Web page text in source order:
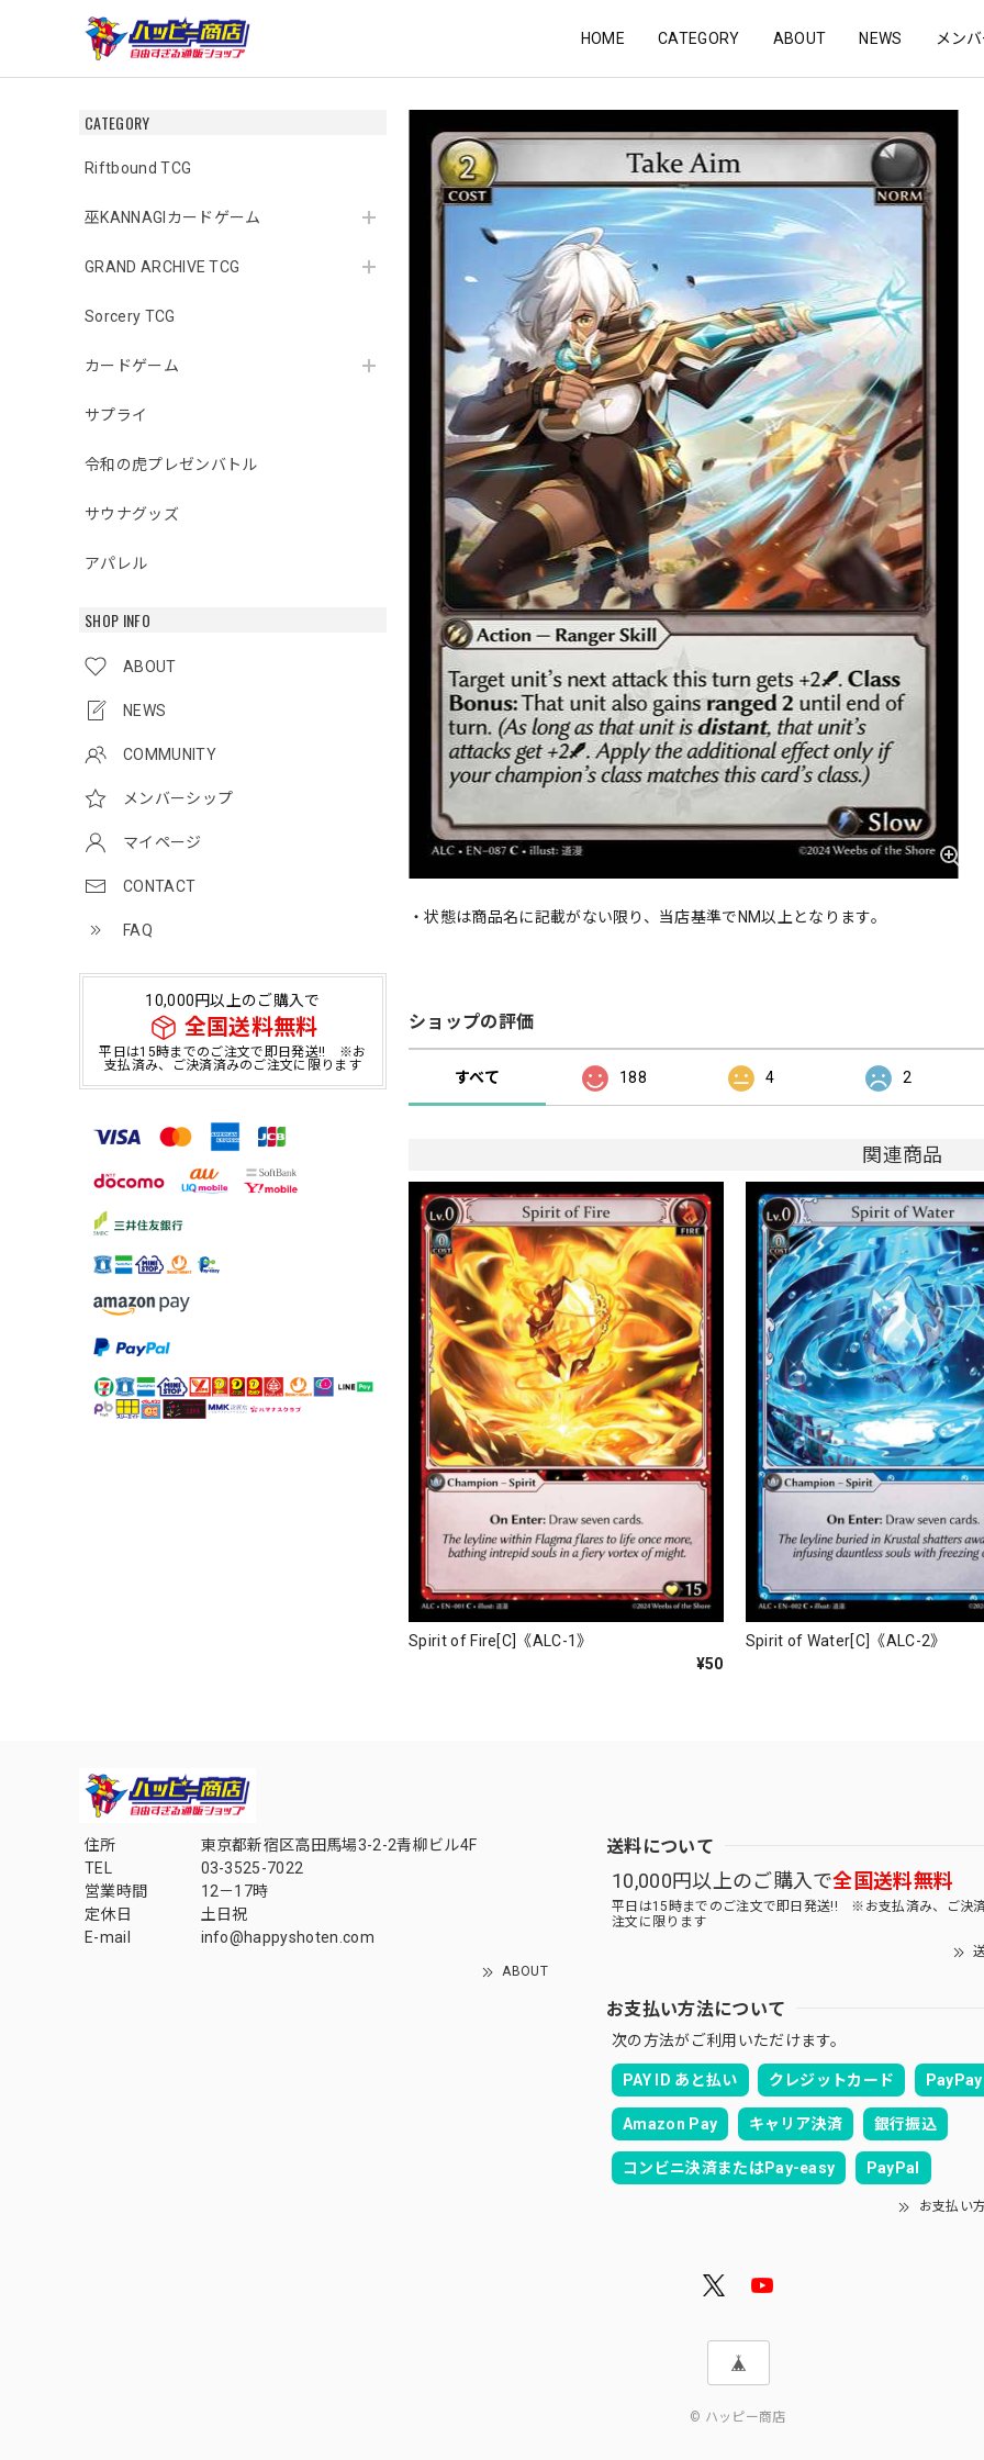
HOME CATEGORY ABOUT NEWS メン
CATEGORY
Riftbound TCG
巫KANNAGIカードゲーム
GRAND ARCHIVE TCG
Sorcery TCG
カードゲーム
サプライ
令和の虎プレゼンバトル
サウナグッズ
アパレル
SHOP INFO
ABOUT
NEWS
COMMUNITY
メンバーシップ
マイページ
CONTACT
FAQ
10,000円以上のご購入で
全国送料無料
平日は15時までのご注文で即日発送!! ※お
支払済み、ご決済済みのご注文に限ります
・状態は商品名に記載がない限り、当店基準でNM以上となります。
ショップの評価
すべて 188 4 2
関連商品
Spirit of Fire[C]《ALC-1》
¥50
Spirit of Water[C]《ALC-2》
住所
東京都新宿区高田馬場3-2-2青柳ビル4F
TEL
03-3525-7022
営業時間
12－17時
定休日
土日祝
E-mail
info@happyshoten.com
ABOUT
送料について
10,000円以上のご購入で全国送料無料
平日は15時までのご注文で即日発送!! ※お支払済み、ご決
注文に限ります
お支払い方法について
次の方法がご利用いただけます。
PAY ID あと払い クレジットカード PayPay
Amazon Pay キャリア決済 銀行振込
コンビニ決済またはPay-easy PayPal
お支払い
© ハッピー商店